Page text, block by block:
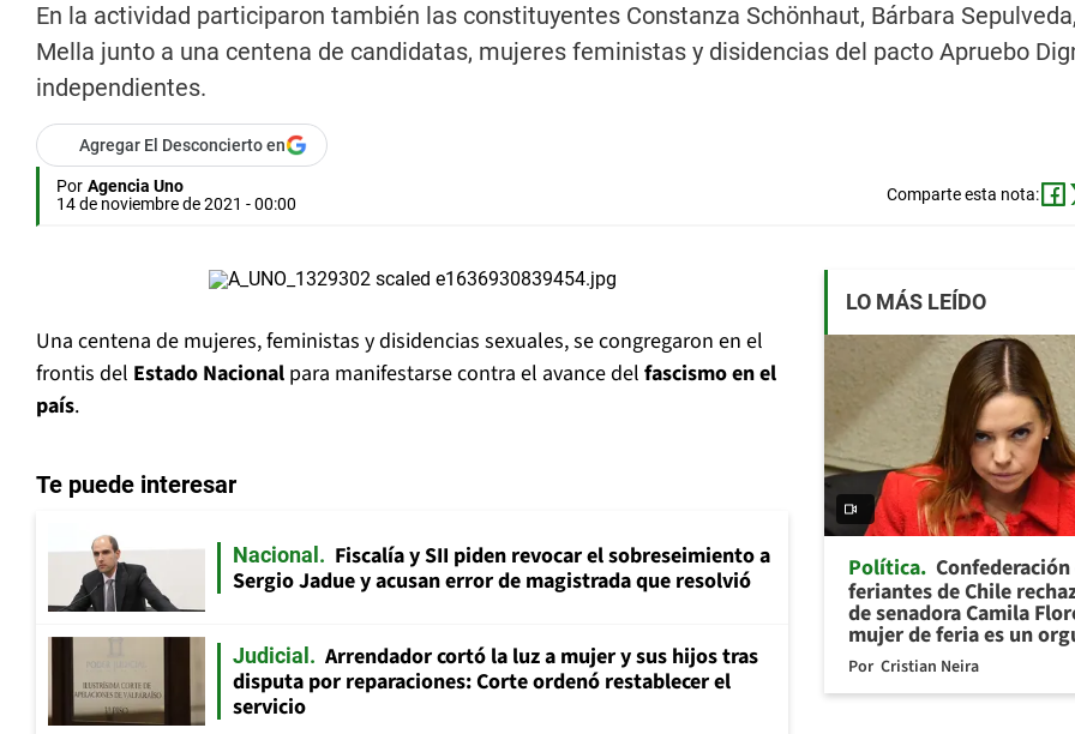
En la actividad participaron también las constituyentes Constanza Schönhaut, Bárbara
Mella junto a una centena de candidatas, mujeres feministas y disidencias del pacto Apruebo
independientes.
Agregar El Desconcierto en
Por Agencia Uno
14 de noviembre de 2021 - 00:00
Comparte esta nota:
Una centena de mujeres, feministas y disidencias sexuales, se congregaron en el
frontis del Estado Nacional para manifestarse contra el avance del fascismo en el
país.
Te puede interesar
Nacional
Fiscalía y SII piden revocar el sobreseimiento a
Sergio Jadue y acusan error de magistrada que resolvió
Judicial
Arrendador cortó la luz a mujer y sus hijos tras
disputa por reparaciones: Corte ordenó restablecer el
servicio
LO MÁS LEÍDO
Política Confederación
feriantes de Chile
de senadora Camila
mujer de feria es un
Por Cristian Neira